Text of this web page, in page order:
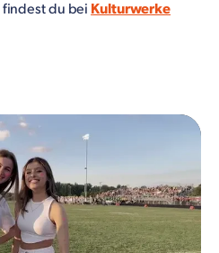
findest du bei Kulturwerke